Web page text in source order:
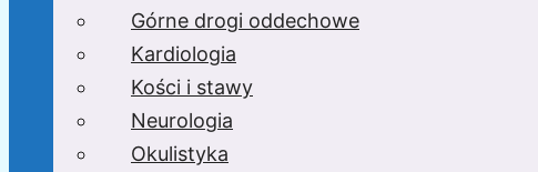
Górne drogi oddechowe
Kardiologia
Kości i stawy
Neurologia
Okulistyka